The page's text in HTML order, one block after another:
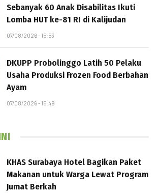
Sebanyak 60 Anak Disabilitas Ikuti
Lomba HUT ke-81 RI di Kalijudan
07/08/2026 - 15:53
DKUPP Probolinggo Latih 50 Pelaku
Usaha Produksi Frozen Food Berbahan
Ayam
07/08/2026 - 15:49
KHAS Surabaya Hotel Bagikan Paket
Makanan untuk Warga Lewat Program
Jumat Berkah